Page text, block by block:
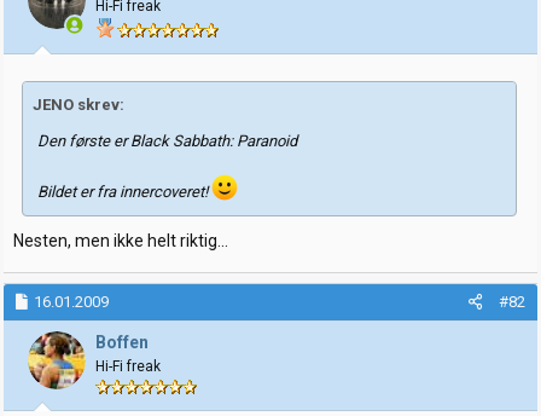
Hi-Fi freak
JENO skrev:
Den første er Black Sabbath: Paranoid
Bildet er fra innercoveret!
Nesten, men ikke helt riktig...
16.01.2009 #82
Boffen
Hi-Fi freak